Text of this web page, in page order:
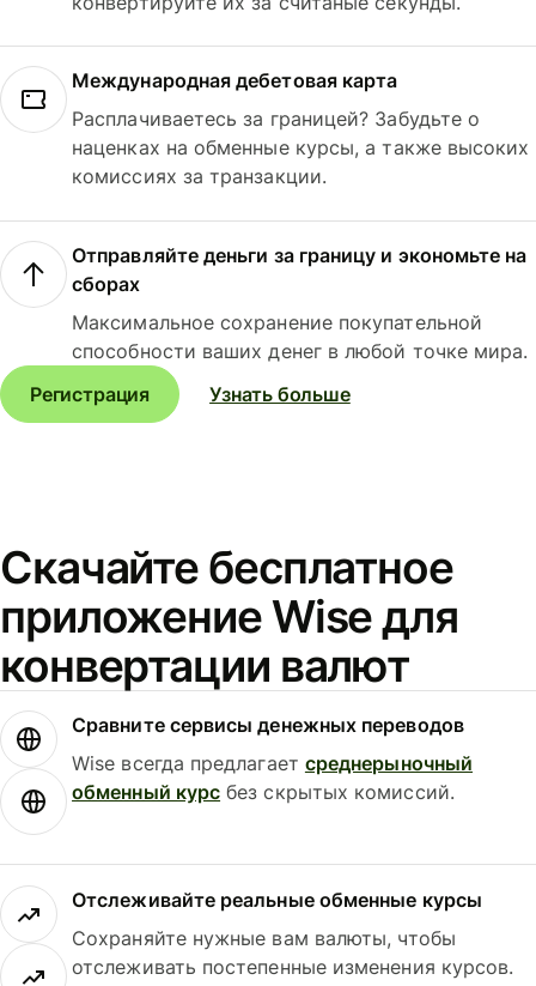
Международная дебетовая карта
Расплачиваетесь за границей? Забудьте о
наценках на обменные курсы, а также высоких
комиссиях за транзакции.
Отправляйте деньги за границу и экономьте на
сборах
Максимальное сохранение покупательной
способности ваших денег в любой точке мира.
Регистрация
Узнать больше
Скачайте бесплатное
приложение Wise для
конвертации валют
Сравните сервисы денежных переводов
Wise всегда предлагает среднерыночный
обменный курс без скрытых комиссий.
Отслеживайте реальные обменные курсы
Сохраняйте нужные вам валюты, чтобы
отслеживать постепенные изменения курсов.